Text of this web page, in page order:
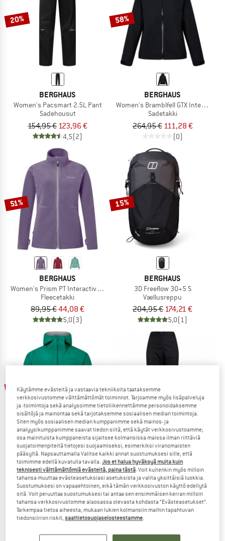
20%
BERGHAUS
Women's Pacsmart 2.5L Pant
Sadehousut
154,95 € 123,96 €
4,5(2)
58%
BERGHAUS
Women's Bramblfell GTX Interactive
Sadetakki
264,95 € 111,28 €
(0)
51%
BERGHAUS
Women's Prism PT Interactive Jacket
Fleecetakki
89,95 €44,08 €
5,0(3)
15%
BERGHAUS
3D Freeflow 30+5 S
Vaellusreppu
204,95 € 174,21 €
5,0(1)
jopa 60%
BERGHAUS
Deluge Pro 3.0 Jacket
Sadetakki
139,95 €55,98 €
(0)
20%
BERGHAUS
Women's Deluge 2.0
Sadehousut
89,95 € 71,96 €
5,0(5)
Käytämme evästeitä ja vastaavia tekniikoita taataksemme
verkkosivustomme välttämättömät toiminnot. Tarjoamme myös lisäpalveluja
ja -toimintoja sekä analysoimme tietoliikennettämme personoidaksemme
sisältöjä ja mainontaa sekä tarjotaksemme sosiaalisen median toimintoja.
Siten myös sosiaalisen median kumppanimme sekä mainos- ja
analyysikumppanimme saavat tiedon siitä, että käytät verkkosivustoamme;
osa mainituista kumppaneista sijaitsee kolmansissa maissa ilman riittäviä
suojatoimenpiteitä tietojesi suojaamiseksi, esimerkiksi viranomaisten
pääsyltä. Napsauttamalla Valitse kaikki annat suostumuksesi sille, että
toimimme edellä kuvatulla tavalla.Jos et halua hyväksyä muita kuin
teknisesti välttämättömiä evästeitä, paina tästä. Voit kuitenkin myös milloin
tahansa muuttaa evästeasetuksiasi asetuksista ja valita yksittäisiä luokkia.
Suostumuksesi on vapaaehtoinen, eikä tämän verkkosivuston käyttö edellytä
sitä. Voit peruuttaa suostumuksesi tai antaa sen ensimmäisen kerran milloin
tahansa verkkosivustomme alaosassa olevasta kohdasta ”Evästeasetukset”.
Tarkempaa tietoa aiheesta, mukaan lukien kolmansiin maihin tapahtuvan
tiedonsiirron riskit,saattietosuojaselosteestamme.